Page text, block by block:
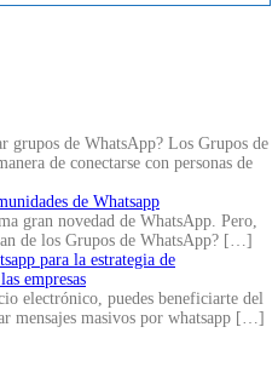
grupos de WhatsApp? Los Grupos de
de conectarse con personas de
de Whatsapp
gran novedad de WhatsApp. Pero,
de los Grupos de WhatsApp? […]
para la estrategia de
empresas
electrónico, puedes beneficiarte del
mensajes masivos por whatsapp […]